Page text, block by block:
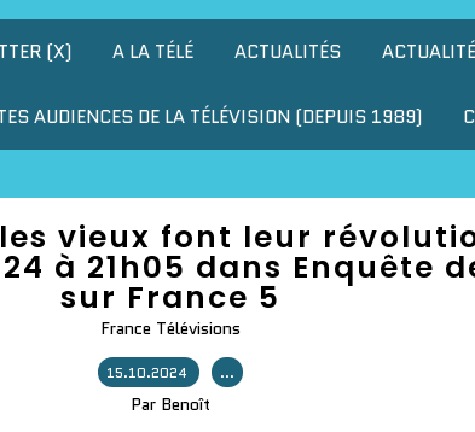
(X) A LA TÉLÉ ACTUALITÉS
AUDIENCES DE LA TÉLÉVISION (DEPUIS 1989)
vieux font leur
à 21h05 dans Enquête
sur France 5
France Télévisions
15.10.2024 …
Par Benoît